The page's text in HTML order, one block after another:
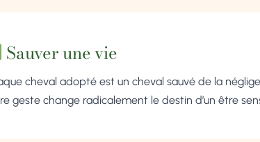
Sauver une vie
cheval adopté est un cheval sauvé de la
geste change radicalement le destin d’un être